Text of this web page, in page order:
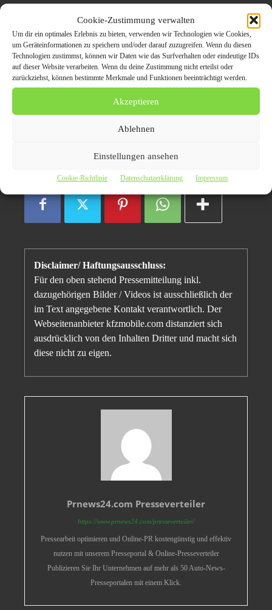
Cookie-Zustimmung verwalten
Um dir ein optimales Erlebnis zu bieten, verwenden wir Technologien wie Cookies,
um Geräteinformationen zu speichern und/oder darauf zuzugreifen. Wenn du diesen
Technologien zustimmst, können wir Daten wie das Surfverhalten oder eindeutige IDs
auf dieser Website verarbeiten. Wenn du deine Zustimmung nicht erteilst oder
zurückziehst, können bestimmte Merkmale und Funktionen beeinträchtigt werden.
Akzeptieren
Ablehnen
Einstellungen ansehen
Cookie-Richtlinie Datenschutzerklärung Impressum
Autoankauf Leverkusen –
Verkaufen Sie Ihr altes
Auto zum Bestpreis
Autoankauf Leverkusen
Autohändler Leverkusen Leverkusen
Disclaimer/ Haftungsausschluss:
Für den oben stehend Pressemitteilung inkl.
dazugehörigen Bilder / Videos ist ausschließlich der
im Text angegebene Kontakt verantwortlich. Der
Webseitenanbieter kfzmobile.com distanziert sich
ausdrücklich von den Inhalten Dritter und macht sich
diese nicht zu eigen.
Prnews24.com Presseverteiler
https://www.prnews24.com/presseverteiler/
Pressearbeit optimieren und Online-PR kostengünstig und effektiv
nutzen mit unserem Presseportal & Online-Presseverteiler
Publizieren Sie Ihr Unternehmen auf mehr als 50 Auto-News-
Presseportalen mit einem Klick.